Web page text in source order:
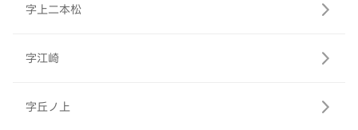
字上二本松
字江崎
字丘ノ上